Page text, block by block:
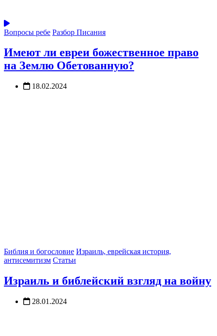
Вопросы ребе Разбор Писания
Имеют ли евреи божественное право
на Землю Обетованную?
18.02.2024
Библия и богословие Израиль, еврейская история,
антисемитизм Статьи
Израиль и библейский взгляд на войну
28.01.2024